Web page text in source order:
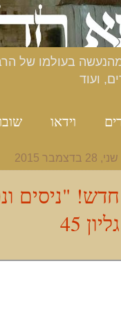
ועוד
וידאו
בדצמבר 2015
חדש! "ניסים
גליון 45